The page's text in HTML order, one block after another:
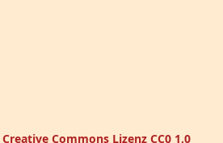
Creative Commons Lizenz CC0 1.0